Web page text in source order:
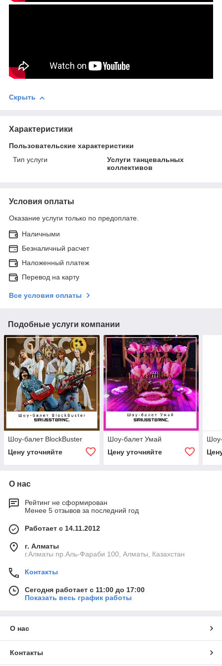
Скрыть
Характеристики
Пользовательские характеристики
Тип услуги
Услуги танцевальных
коллективов
Условия оплаты
Оказание услуги только по предоплате.
Наличными
Безналичный расчет
Наложенный платеж
Перевод на карту
Все условия оплаты
Подобные услуги компании
Шоу-балет BlockBuster
Цену уточняйте
Шоу-балет Умай
Цену уточняйте
О нас
Рейтинг не сформирован
Менее 5 отзывов за последний год
Работает с 14.11.2012
г. Алматы
г.Алматы пр.Аль-Фараби 100, Алматы, Казахстан
Контакты
Сегодня работает с 11:00 до 17:00
Показать весь график работы
О нас
Контакты